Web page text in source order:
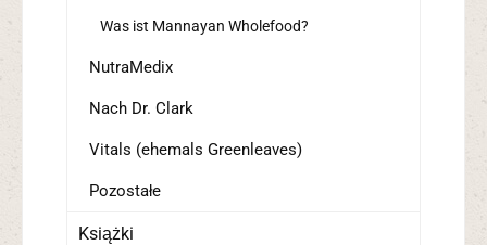
Was ist Mannayan Wholefood?
NutraMedix
Nach Dr. Clark
Vitals (ehemals Greenleaves)
Pozostałe
Książki